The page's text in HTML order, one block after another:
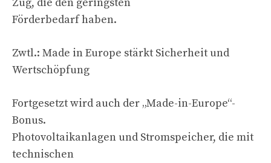
Förderbedarf haben.
Zwtl.: Made in Europe stärkt Sicherheit und
Wertschöpfung
Fortgesetzt wird auch der „Made-in-Europe“-
Bonus.
Photovoltaikanlagen und Stromspeicher, die mit
technischen